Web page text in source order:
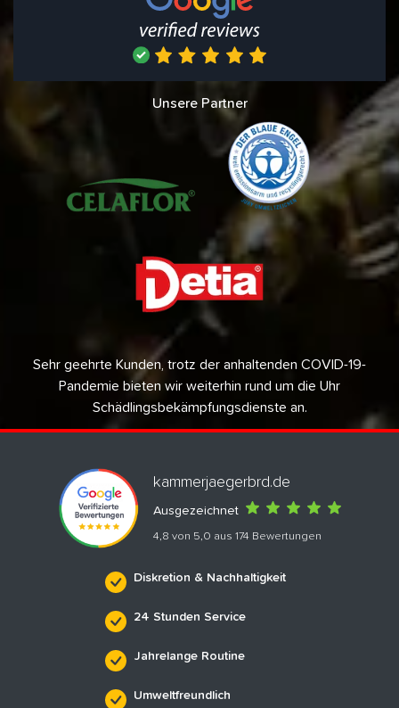
Unsere Partner
Sehr geehrte Kunden, trotz der anhaltenden COVID-19-
Pandemie bieten wir weiterhin rund um die Uhr
Schädlingsbekämpfungsdienste an.
kammerjaegerbrd.de
Ausgezeichnet
4,8 von 5,0 aus 174 Bewertungen
Diskretion & Nachhaltigkeit
24 Stunden Service
Jahrelange Routine
Umweltfreundlich